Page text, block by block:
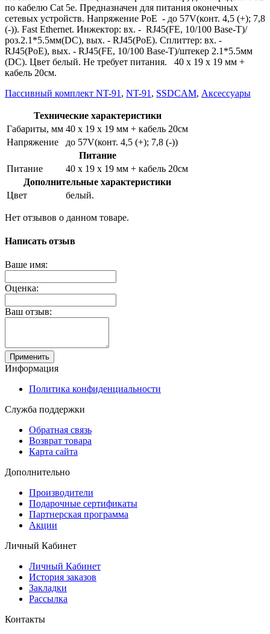
по кабелю Cat 5e. Предназначен для питания оконечных
сетевых устройств. Напряжение PoE - до 57V(конт. 4,5 (+); 7,8
(-)). Fast Ethernet. Инжектор: вх. - RJ45(FE, 10/100 Base-T)/
роз.2.1*5.5мм(DC), вых. - RJ45(PoE). Сплиттер: вх. -
RJ45(PoE), вых. - RJ45(FE, 10/100 Base-T)/штекер 2.1*5.5мм
(DC). Цвет белый. Не требует питания. 40 x 19 x 19 мм +
кабель 20см.
Пассивный комплект NT-91 , NT-91 , SSDCAM, Аксессуары
Технические характеристики
Габариты, мм 40 x 19 x 19 мм + кабель 20см
Напряжение
до 57V(конт. 4,5 (+); 7,8 (-))
Питание
Питание
40 x 19 x 19 мм + кабель 20см
Дополнительные характеристики
Цвет
белый.
Нет отзывов о данном товаре.
Написать отзыв
Ваше имя:
Оценка:
Ваш отзыв:
Применить
Информация
Политика конфиденциальности
Служба поддержки
Обратная связь
Возврат товара
Карта сайта
Дополнительно
Производители
Подарочные сертификаты
Партнерская программа
Акции
Личный Кабинет
Личный Кабинет
История заказов
Закладки
Рассылка
Контакты